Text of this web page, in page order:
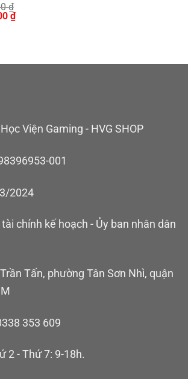
₫
₫Giá
hiện
Viện Gaming - HVG SHOP
001
2024
tài chính kế hoạch - Ủy ban nhân dân
Tấn, phường Tân Sơn Nhì, quận
353 609
2 - Thứ 7: 9-18h.